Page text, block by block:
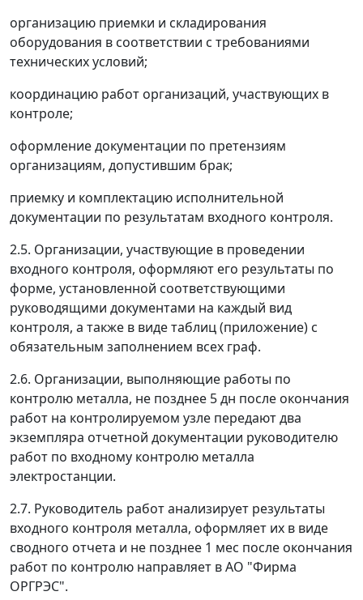
организацию приемки и складирования
оборудования в соответствии с требованиями
технических условий;
координацию работ организаций, участвующих в
контроле;
оформление документации по претензиям
организациям, допустившим брак;
приемку и комплектацию исполнительной
документации по результатам входного контроля.
2.5. Организации, участвующие в проведении
входного контроля, оформляют его результаты по
форме, установленной соответствующими
руководящими документами на каждый вид
контроля, а также в виде таблиц (приложение) с
обязательным заполнением всех граф.
2.6. Организации, выполняющие работы по
контролю металла, не позднее 5 дн после окончания
работ на контролируемом узле передают два
экземпляра отчетной документации руководителю
работ по входному контролю металла
электростанции.
2.7. Руководитель работ анализирует результаты
входного контроля металла, оформляет их в виде
сводного отчета и не позднее 1 мес после окончания
работ по контролю направляет в АО "Фирма
ОРГРЭС".